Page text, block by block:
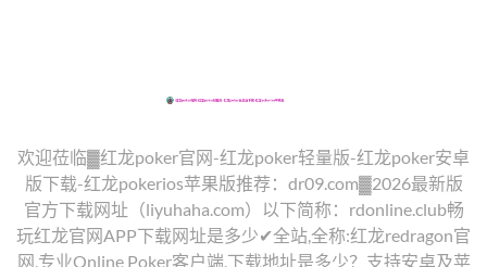
欢迎莅临▓红龙poker官网-红龙poker轻量版-红龙poker安卓
版下载-红龙pokerios苹果版推荐：dr09.com▓2026最新版
官方下载网址（liyuhaha.com）以下简称：rdonline.club畅
玩红龙官网APP下载网址是多少✔全站,全称:红龙redragon官
网,专业Online Poker客户端,下载地址是多少？支持安卓及苹